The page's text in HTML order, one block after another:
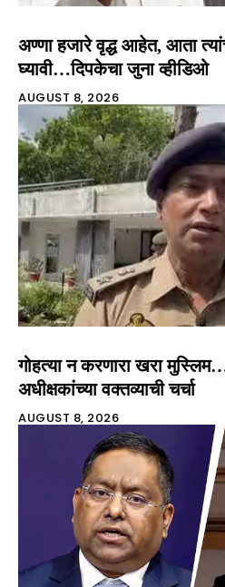
अण्णा हजारे वृद्ध आहेत, आता
घ्यावी…दिपकेचा जुना व्हीडिओ
AUGUST 8, 2026
गोहत्या न करणारा खरा
अधीक्षकांच्या वक्तव्याची चर्चा
AUGUST 8, 2026